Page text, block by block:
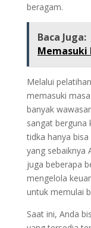
beragam.
Baca Juga:
Memasuki
Melalui
memasuki
banyak
sangat berguna
tidka hanya
yang sebaiknya
juga beberapa
mengelola
untuk memulai
Saat ini, Anda